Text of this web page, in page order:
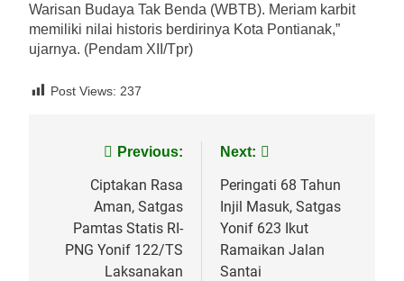
Warisan Budaya Tak Benda (WBTB). Meriam karbit
memiliki nilai historis berdirinya Kota Pontianak,”
ujarnya. (Pendam XII/Tpr)
Post Views: 237
NavigasiPrevious:
Ciptakan Rasa
Aman, Satgas
Pamtas Statis RI-
PNG Yonif 122/TS
Laksanakan
Next:
Peringati 68 Tahun
Injil Masuk, Satgas
Yonif 623 Ikut
Ramaikan Jalan
Santai